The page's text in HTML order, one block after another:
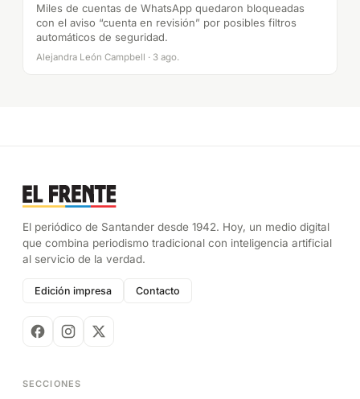
Miles de cuentas de WhatsApp quedaron bloqueadas
con el aviso “cuenta en revisión” por posibles filtros
automáticos de seguridad.
Alejandra León Campbell · 3 ago.
El periódico de Santander desde 1942. Hoy, un medio digital
que combina periodismo tradicional con inteligencia artificial
al servicio de la verdad.
Edición impresa Contacto
SECCIONES